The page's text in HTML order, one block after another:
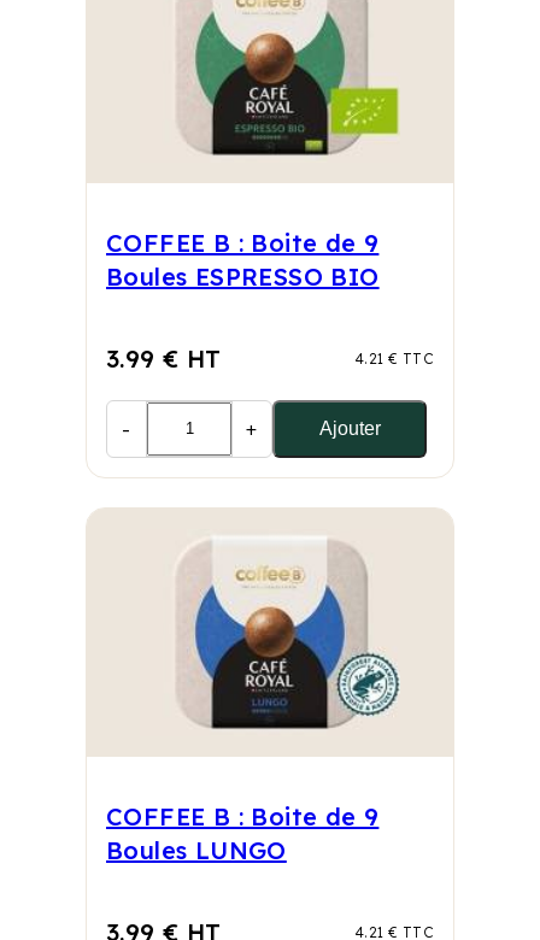
COFFEE B : Boite de 9
Boules ESPRESSO BIO
3.99 € HT 4.21 € TTC
- + Ajouter
COFFEE B : Boite de 9
Boules LUNGO
3.99 € HT 4.21 € TTC